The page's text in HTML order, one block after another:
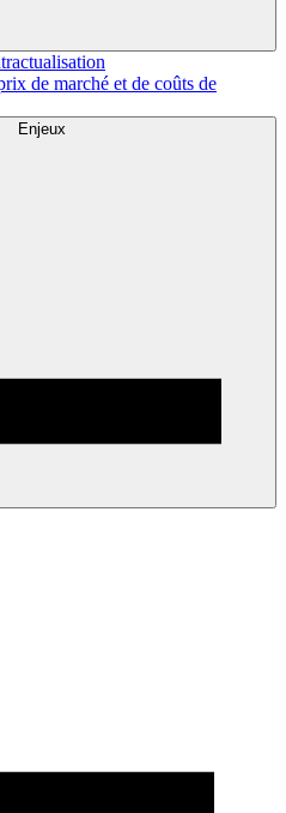
de marché et de coûts de
Enjeux